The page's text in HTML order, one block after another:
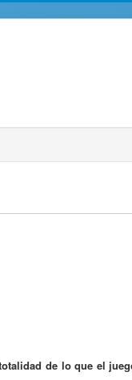
de lo que el